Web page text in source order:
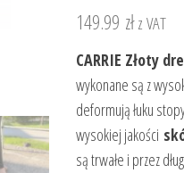
149.99 złz VAT
CARRIE Złoty
wykonane są z
deformują łuku
wysokiej jakości
są trwałe i przez